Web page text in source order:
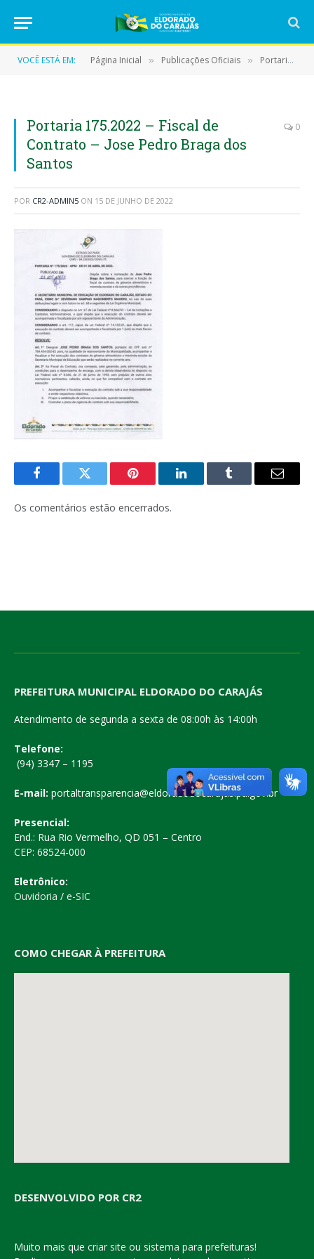
VOCÊ ESTÁ EM: Página Inicial » Publicações Oficiais » Portarias
Portaria 175.2022 – Fiscal de
Contrato – Jose Pedro Braga dos
Santos
0
POR CR2-ADMIN5 ON 15 DE JUNHO DE 2022
FacebookTwitter Pinterest LinkedInTumblr
E-
Os comentários estão encerrados.
PREFEITURA MUNICIPAL ELDORADO DO CARAJÁS
Atendimento de segunda a sexta de 08:00h às 14:00h
Telefone:
(94) 3347 – 1195
E-mail: portaltransparencia@eldoradodocarajas.pa.gov.br
Presencial:
End.: Rua Rio Vermelho, QD 051 – Centro
CEP: 68524-000
Eletrônico:
Ouvidoria / e-SIC
COMO CHEGAR À PREFEITURA
DESENVOLVIDO POR CR2
Muito mais que criar site ou sistema para prefeituras!